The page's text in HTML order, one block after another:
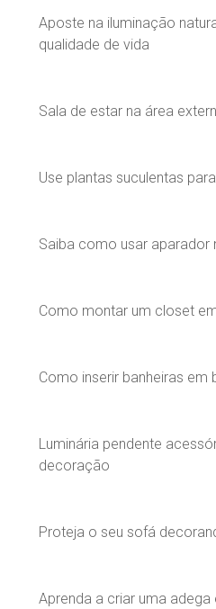
Aposte na iluminação
qualidade de vida
Sala de estar na área
Use plantas suculentas
Saiba como usar aparador
Como montar um closet
Como inserir banheiras em
Luminária pendente
decoração
Proteja o seu sofá
Aprenda a criar uma adega